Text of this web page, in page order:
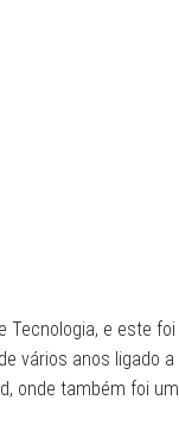
Tecnologia, e este
vários anos ligado
onde também foi